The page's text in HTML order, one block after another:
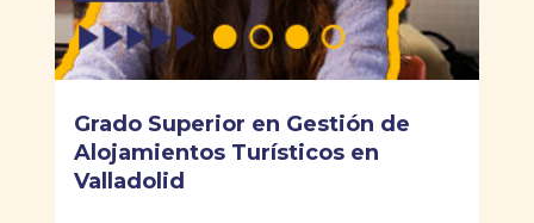
Grado Superior en Gestión de
Alojamientos Turísticos en
Valladolid